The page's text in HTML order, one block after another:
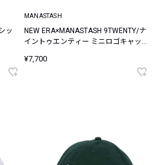
ッ
MANASTASH
NEW ERA×MANASTASH 9TWENTY/ナ
イントゥエンティー ミニロゴキャッ
¥7,700